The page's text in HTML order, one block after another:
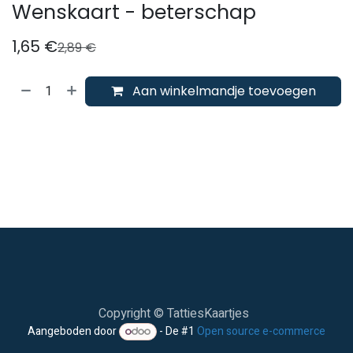
Wenskaart - beterschap
1,65 €2,89€
Aan winkelmandje toevoegen
Copyright © TattiesKaartjes
Aangeboden door - De #1Open source e-commerce